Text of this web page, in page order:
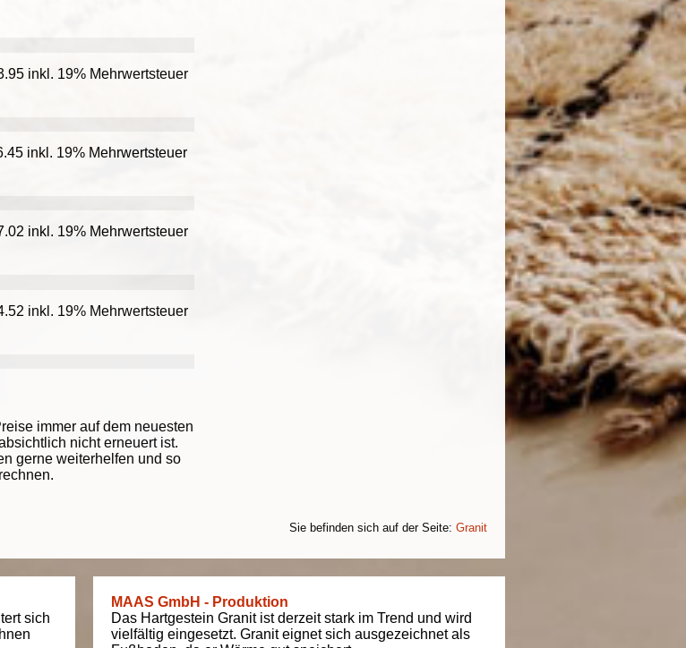
inkl. 19% Mehrwertsteuer
inkl. 19% Mehrwertsteuer
inkl. 19% Mehrwertsteuer
inkl. 19% Mehrwertsteuer
immer auf dem neuesten
nicht erneuert ist.
gerne weiterhelfen und so
Sie befinden sich auf der Seite: Granit
sich
MAAS GmbH - Produktion
Das Hartgestein Granit ist derzeit stark im Trend und wird
vielfältig eingesetzt. Granit eignet sich ausgezeichnet als